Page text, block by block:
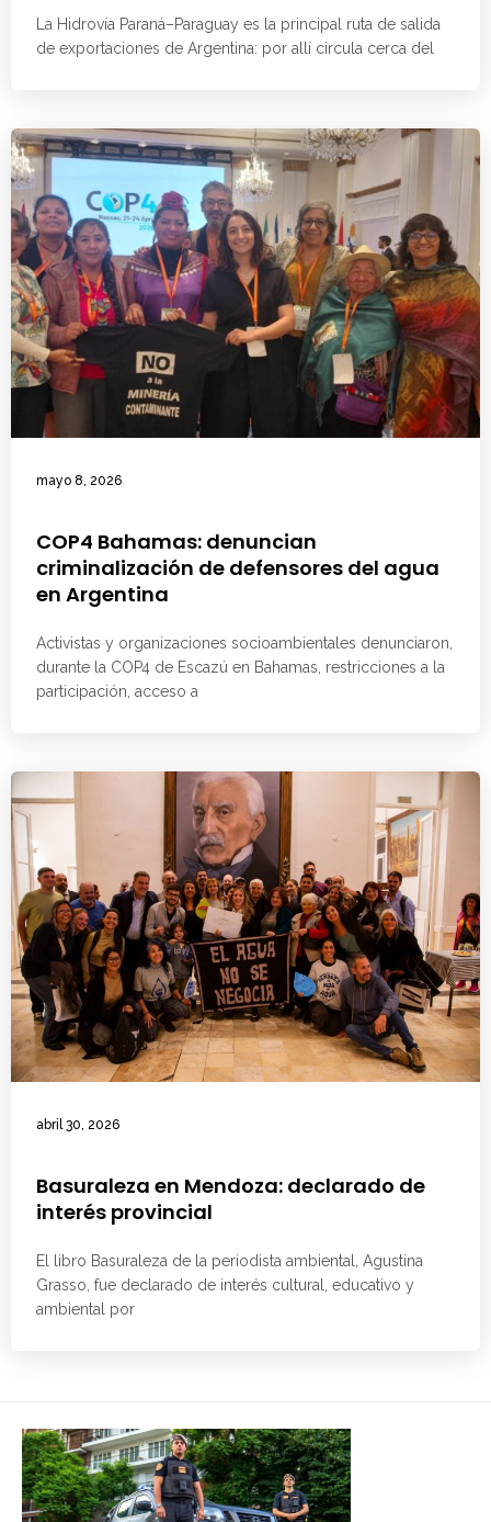
La Hidrovía Paraná–Paraguay es la principal ruta de salida
de exportaciones de Argentina: por allí circula cerca del
mayo 8, 2026
COP4 Bahamas: denuncian
criminalización de defensores del agua
en Argentina
Activistas y organizaciones socioambientales denunciaron,
durante la COP4 de Escazú en Bahamas, restricciones a la
participación, acceso a
abril 30, 2026
Basuraleza en Mendoza: declarado de
interés provincial
El libro Basuraleza de la periodista ambiental, Agustina
Grasso, fue declarado de interés cultural, educativo y
ambiental por